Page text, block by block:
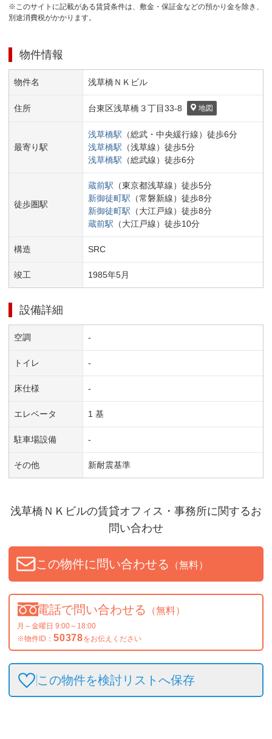
※このサイトに記載がある賃貸条件は、敷金・保証金などの預かり金を除き、
別途消費税がかかります。
物件情報
物件名 浅草橋ＮＫビル
住所 台東区浅草橋３丁目33-8 地図
最寄り駅
浅草橋駅 （総武・中央緩行線） 徒歩6分
浅草橋駅 （浅草線） 徒歩5分
浅草橋駅 （総武線） 徒歩6分
徒歩圏駅
蔵前駅 （東京都浅草線） 徒歩5分
新御徒町駅 （常磐新線） 徒歩8分
新御徒町駅 （大江戸線） 徒歩8分
蔵前駅 （大江戸線） 徒歩10分
構造 SRC
竣工 1985年5月
設備詳細
空調 -
トイレ -
床仕様 -
エレベータ 1 基
駐車場設備 -
その他 新耐震基準
浅草橋ＮＫビルの賃貸オフィス・事務所に関するお
問い合わせ
この物件に問い合わせる （無料）
電話で問い合わせる （無料）
月～金曜日 9:00～18:00
※物件ID： 50378をお伝えください
この物件を検討リストへ保存